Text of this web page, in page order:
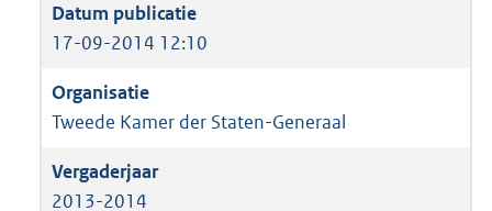
17-09-2014 12:10
Tweede Kamer der Staten-Generaal
2013-2014